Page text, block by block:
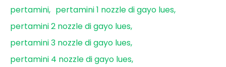
pertamini
pertamini 1 nozzle di gayo lues
pertamini 2 nozzle di gayo lues
pertamini 3 nozzle di gayo lues
pertamini 4 nozzle di gayo lues